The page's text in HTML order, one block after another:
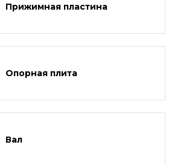
Прижимная пластина
Опорная плита
Вал